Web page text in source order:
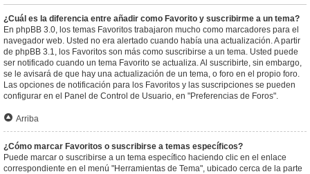
¿Cuál es la diferencia entre añadir como Favorito y suscribirme a un tema?
En phpBB 3.0, los temas Favoritos trabajaron mucho como marcadores para el
navegador web. Usted no era alertado cuando había una actualización. A partir
de phpBB 3.1, los Favoritos son más como suscribirse a un tema. Usted puede
ser notificado cuando un tema Favorito se actualiza. Al suscribirte, sin embargo,
se le avisará de que hay una actualización de un tema, o foro en el propio foro.
Las opciones de notificación para los Favoritos y las suscripciones se pueden
configurar en el Panel de Control de Usuario, en "Preferencias de Foros".
Arriba
¿Cómo marcar Favoritos o suscribirse a temas específicos?
Puede marcar o suscribirse a un tema específico haciendo clic en el enlace
correspondiente en el menú "Herramientas de Tema", ubicado cerca de la parte